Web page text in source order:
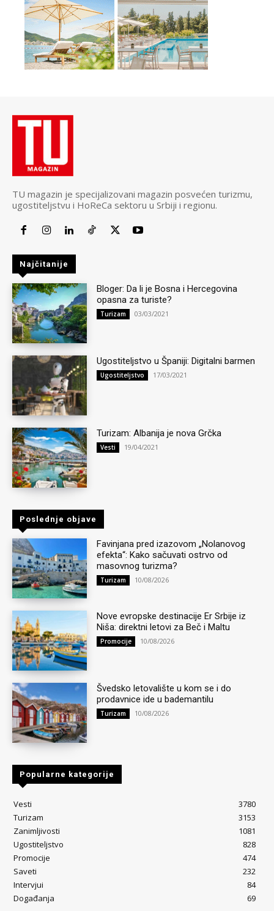
TU magazin je specijalizovani magazin posvećen turizmu,
ugostiteljstvu i HoReCa sektoru u Srbiji i regionu.
Najčitanije
Bloger: Da li je Bosna i Hercegovina
opasna za turiste?
Turizam 03/03/2021
Ugostiteljstvo u Španiji: Digitalni barmen
Ugostiteljstvo 17/03/2021
Turizam: Albanija je nova Grčka
Vesti 19/04/2021
Poslednje objave
Favinjana pred izazovom „Nolanovog
efekta“: Kako sačuvati ostrvo od
masovnog turizma?
Turizam 10/08/2026
Nove evropske destinacije Er Srbije iz
Niša: direktni letovi za Beč i Maltu
Promocije 10/08/2026
Švedsko letovalište u kom se i do
prodavnice ide u bademantilu
Turizam 10/08/2026
Popularne kategorije
Vesti
3780
Turizam
3153
Zanimljivosti
1081
Ugostiteljstvo
828
Promocije
474
Saveti
232
Intervjui
84
Događanja
69